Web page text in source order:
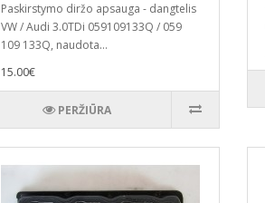
Paskirstymo diržo apsauga - dangtelis
VW / Audi 3.0TDi 059109133Q / 059
109 133Q, naudota...
15.00€
PERŽIŪRA